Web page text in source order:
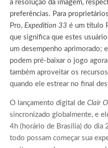
a resolução da imagem,
preferências. Para
Pro, Expedition 33 é um título
que significa que estes
um desempenho aprimorado;
podem pré-baixar o jogo
também aproveitar os
quando ele estrear no final
O lançamento digital de Clair
sincronizado globalmente, e
4h (horário de Brasília) do dia
todo possam começar sua